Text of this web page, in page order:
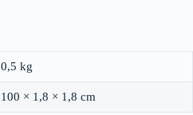
0,5 kg
100 × 1,8 × 1,8 cm